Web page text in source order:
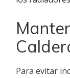
Para evitar